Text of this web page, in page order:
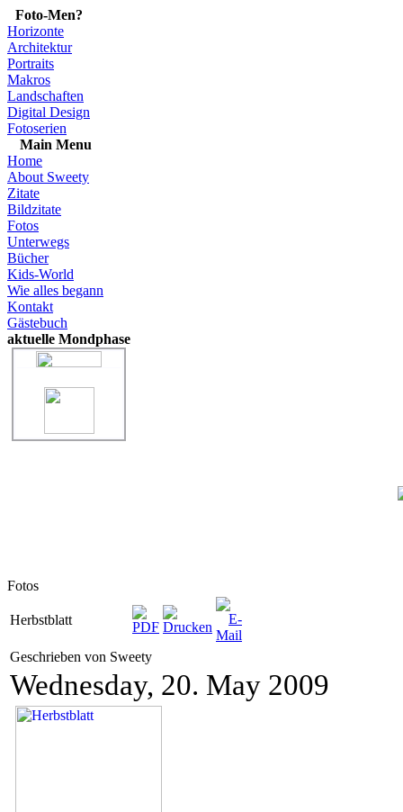
Foto-Men?
Horizonte
Architektur
Portraits
Makros
Landschaften
Digital Design
Fotoserien
Main Menu
Home
About Sweety
Zitate
Bildzitate
Fotos
Unterwegs
Bücher
Kids-World
Wie alles begann
Kontakt
Gästebuch
aktuelle Mondphase
Fotos
Herbstblatt
Geschrieben von Sweety
Wednesday, 20. May 2009